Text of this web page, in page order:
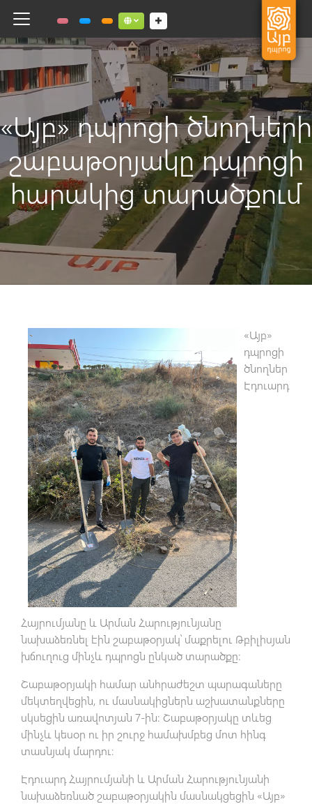
Toggle navigation Social links dropdown button
«Այբ» դպրոցի ծնողների
շաբաթօրյակը դպրոցի
հարակից տարածքում
«Այբ»
դպրոցի
ծնողներ
Էդուարդ
Հայրումյանը և Արման Հարությունյանը
նախաձեռնել էին շաբաթօրյակ՝ մաքրելու Թբիլիսյան
խճուղուց մինչև դպրոցն ընկած տարածքը։
Շաբաթօրյակի համար անհրաժեշտ պարագաները
մեկտեղվեցին, ու մասնակիցներն աշխատանքները
սկսեցին առավոտյան 7-ին։ Շաբաթօրյակը տևեց
մինչև կեսօր ու իր շուրջ համախմբեց մոտ հինգ
տասնյակ մարդու։
Էդուարդ Հայրումյանի և Արման Հարությունյանի
նախաձեռնած շաբաթօրյակին մասնակցեցին «Այբ»